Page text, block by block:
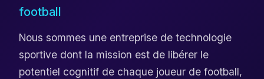
football
Nous sommes une entreprise de technologie
sportive dont la mission est de libérer le
potentiel cognitif de chaque joueur de football,